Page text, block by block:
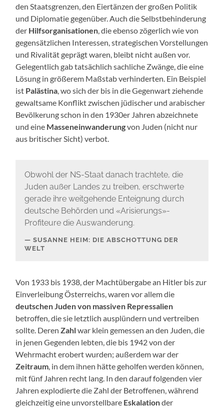
den Staatsgrenzen, den Eiertänzen der großen Politik
und Diplomatie gegenüber. Auch die Selbstbehinderung
der Hilfsorganisationen, die ebenso zögerlich wie von
gegensätzlichen Interessen, strategischen Vorstellungen
und Rivalität geprägt waren, bleibt nicht außen vor.
Gelegentlich gab tatsächlich sachliche Zwänge, die eine
Lösung in größerem Maßstab verhinderten. Ein Beispiel
ist Palästina, wo sich der bis in die Gegenwart ziehende
gewaltsame Konflikt zwischen jüdischer und arabischer
Bevölkerung schon in den 1930er Jahren abzeichnete
und eine Masseneinwanderungvon Juden (nicht nur
aus britischer Sicht) verbot.
Obwohl der NS-Staat danach trachtete, die
Juden außer Landes zu treiben, erschwerte
gerade ihre weitgehende Enteignung durch
deutsche Behörden und «Arisierungs»-
Profiteure die Auswanderung.
SUSANNE HEIM: DIE ABSCHOTTUNG DER
WELT
Von 1933 bis 1938, der Machtübergabe an Hitler bis zur
Einverleibung Österreichs, waren vor allem die
deutschen Juden von massiven Repressalien
betroffen, die sie letztlich ausplündern und vertreiben
sollte. DerenZahlwar klein gemessen an den Juden, die
in jenen Gegenden lebten, die bis 1942 von der
Wehrmacht erobert wurden; außerdem war der
Zeitraum, in dem ihnen hätte geholfen werden können,
mit fünf Jahren recht lang. In den darauf folgenden vier
Jahren explodierte die Zahl der Betroffenen, während
gleichzeitig eine unvorstellbare Eskalationder